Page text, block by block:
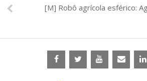
[M] Robô agrícola esférico: